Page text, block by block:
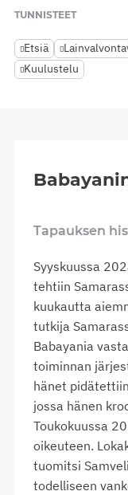
TUNNISTEET
Etsiä
Kuulustelu
Tapauksen
Syyskuussa
tehtiin
kuukautta
tutkija
Babayania
toiminnan
hänet
jossa hänen
Toukokuussa
oikeuteen.
tuomitsi
todelliseen